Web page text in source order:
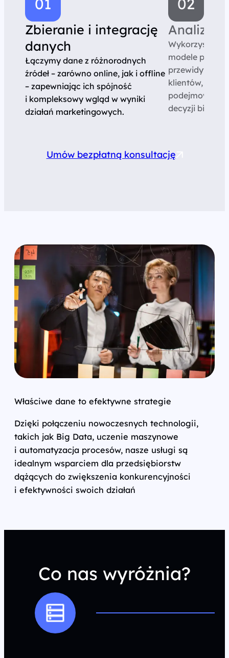
Zbieranie i integrację
danych
Łączymy dane z różnorodnych
źródeł – zarówno online, jak i offline
– zapewniając ich spójność
i kompleksowy wgląd w wyniki
działań marketingowych.
Analizę
modele
klientów, co
decyzji
Umów bezpłatną konsultację
Właściwe dane to efektywne strategie
Dzięki połączeniu nowoczesnych technologii,
takich jak Big Data, uczenie maszynowe
i automatyzacja procesów, nasze usługi są
idealnym wsparciem dla przedsiębiorstw
dążących do zwiększenia konkurencyjności
i efektywności swoich działań
Co nas wyróżnia?